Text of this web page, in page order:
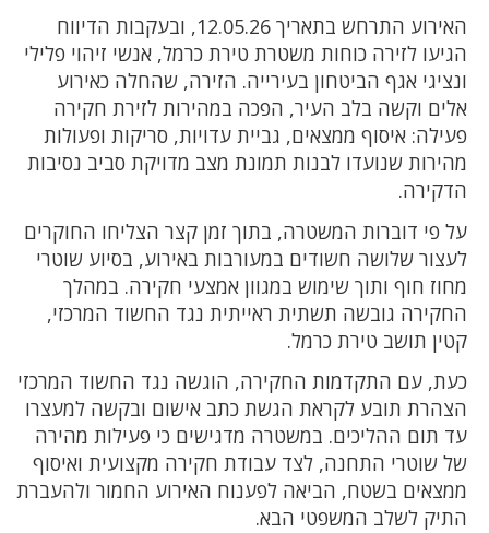
האירוע התרחש בתאריך 12.05.26, ובעקבות הדיווח
הגיעו לזירה כוחות משטרת טירת כרמל, אנשי זיהוי פלילי
ונציגי אגף הביטחון בעירייה. הזירה, שהחלה כאירוע
אלים וקשה בלב העיר, הפכה במהירות לזירת חקירה
פעילה: איסוף ממצאים, גביית עדויות, סריקות ופעולות
מהירות שנועדו לבנות תמונת מצב מדויקת סביב נסיבות
הדקירה.
על פי דוברות המשטרה, בתוך זמן קצר הצליחו החוקרים
לעצור שלושה חשודים במעורבות באירוע, בסיוע שוטרי
מחוז חוף ותוך שימוש במגוון אמצעי חקירה. במהלך
החקירה גובשה תשתית ראייתית נגד החשוד המרכזי,
קטין תושב טירת כרמל.
כעת, עם התקדמות החקירה, הוגשה נגד החשוד המרכזי
הצהרת תובע לקראת הגשת כתב אישום ובקשה למעצרו
עד תום ההליכים. במשטרה מדגישים כי פעילות מהירה
של שוטרי התחנה, לצד עבודת חקירה מקצועית ואיסוף
ממצאים בשטח, הביאה לפענוח האירוע החמור ולהעברת
התיק לשלב המשפטי הבא.